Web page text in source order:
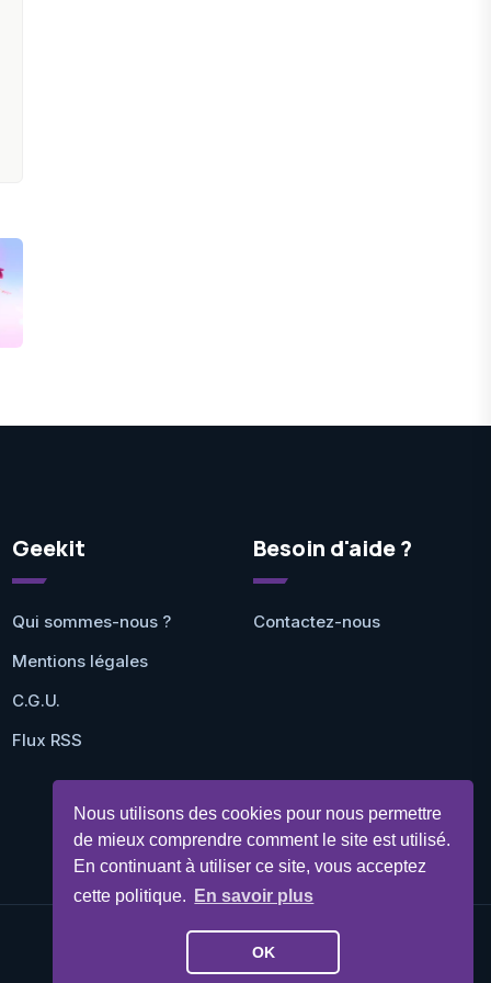
Nous utilisons des cookies pour nous permettre
de mieux comprendre comment le site est utilisé.
En continuant à utiliser ce site, vous acceptez
cette politique.
En savoir plus
OK
Geekit
Qui sommes-nous ?
Mentions légales
C.G.U.
Flux RSS
Besoin d'aide ?
Contactez-nous
©Geekit 2026 - Tous droits réservés